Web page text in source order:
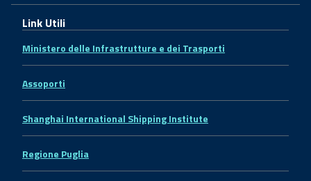
Link Utili
Ministero delle Infrastrutture e dei Trasporti
Assoporti
Shanghai International Shipping Institute
Regione Puglia